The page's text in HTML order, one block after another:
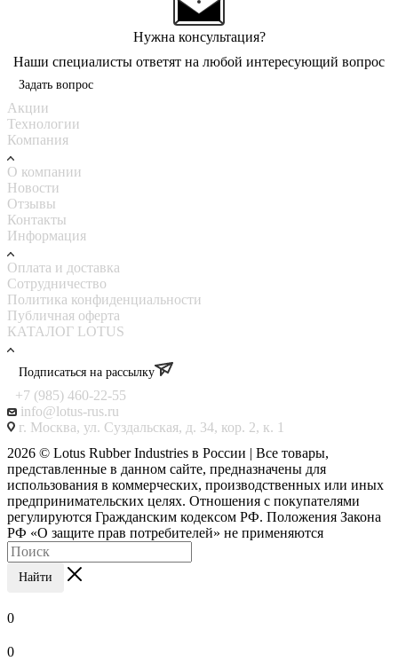
Нужна консультация?
Наши специалисты ответят на любой интересующий вопрос
Задать вопрос
Акции
Технологии
Компания
О компании
Новости
Отзывы
Контакты
Информация
Оплата и доставка
Сотрудничество
Политика конфиденциальности
Публичная оферта
КАТАЛОГ LOTUS
Подписаться на рассылку
+7 (985) 460-22-55
info@lotus-rus.ru
г. Москва, ул. Суздальская, д. 34, кор. 2, к. 1
2026 © Lotus Rubber Industries в России | Все товары,
представленные в данном сайте, предназначены для
использования в коммерческих, производственных или иных
предпринимательских целях. Отношения с покупателями
регулируются Гражданским кодексом РФ. Положения Закона
РФ «О защите прав потребителей» не применяются
Найти
0
0